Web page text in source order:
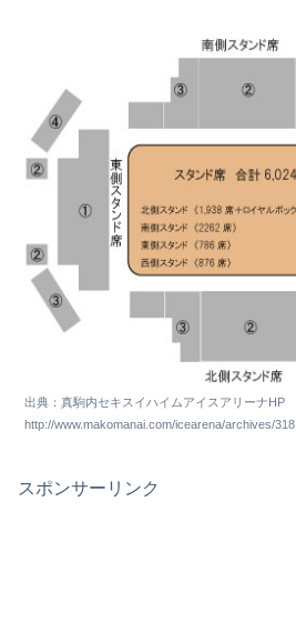
出典：真駒内セキスイハイムアイスアリーナHP
http://www.makomanai.com/icearena/archives/318
スポンサーリンク